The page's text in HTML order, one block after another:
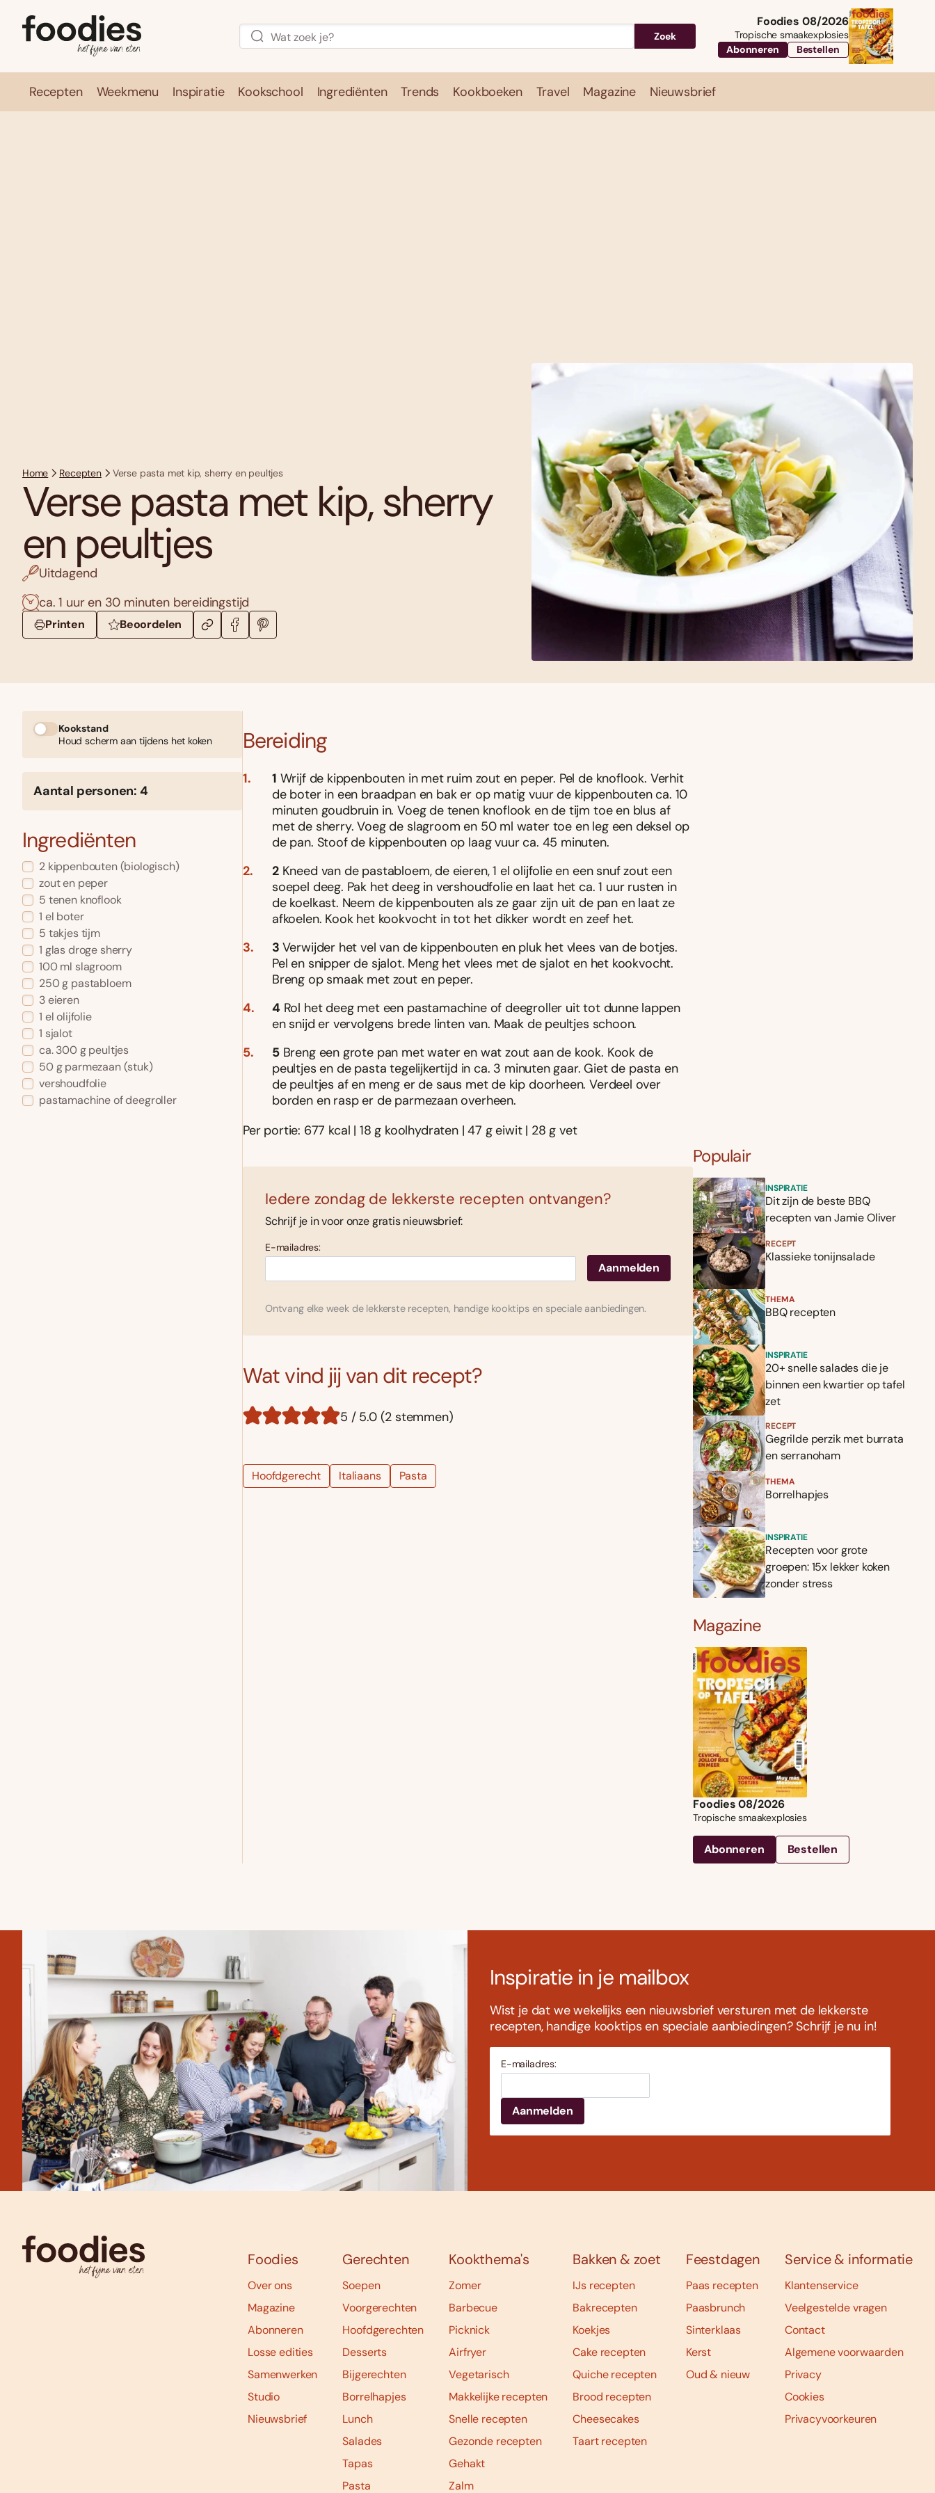
Zoek
Foodies 08/2026
Tropische smaakexplosies
Abonneren
Bestellen
Recepten Weekmenu Inspiratie Kookschool Ingrediënten Trends Kookboeken Travel Magazine Nieuwsbrief
Home Recepten Verse pasta met kip, sherry en peultjes
Verse pasta met kip, sherry
en peultjes
Uitdagend
ca. 1 uur en 30 minuten bereidingstijd
Printen Beoordelen
Kookstand
Houd scherm aan tijdens het koken
Aantal personen: 4
Ingrediënten
2 kippenbouten (biologisch)
zout en peper
5 tenen knoflook
1 el boter
5 takjes tijm
1 glas droge sherry
100 ml slagroom
250 g pastabloem
3 eieren
1 el olijfolie
1 sjalot
ca. 300 g peultjes
50 g parmezaan (stuk)
vershoudfolie
pastamachine of deegroller
Bereiding
1 Wrijf de kippenbouten in met ruim zout en peper. Pel de knoflook. Verhit
de boter in een braadpan en bak er op matig vuur de kippenbouten ca. 10
minuten goudbruin in. Voeg de tenen knoflook en de tijm toe en blus af
met de sherry. Voeg de slagroom en 50 ml water toe en leg een deksel op
de pan. Stoof de kippenbouten op laag vuur ca. 45 minuten.
2Kneed van de pastabloem, de eieren, 1 el olijfolie en een snuf zout een
soepel deeg. Pak het deeg in vershoudfolie en laat het ca. 1 uur rusten in
de koelkast. Neem de kippenbouten als ze gaar zijn uit de pan en laat ze
afkoelen. Kook het kookvocht in tot het dikker wordt en zeef het.
3 Verwijder het vel van de kippenbouten en pluk het vlees van de botjes.
Pel en snipper de sjalot. Meng het vlees met de sjalot en het kookvocht.
Breng op smaak met zout en peper.
4 Rol het deeg met een pastamachine of deegroller uit tot dunne lappen
en snijd er vervolgens brede linten van. Maak de peultjes schoon.
5Breng een grote pan met water en wat zout aan de kook. Kook de
peultjes en de pasta tegelijkertijd in ca. 3 minuten gaar. Giet de pasta en
de peultjes af en meng er de saus met de kip doorheen. Verdeel over
borden en rasp er de parmezaan overheen.
Per portie: 677 kcal | 18 g koolhydraten | 47 g eiwit | 28 g vet
Iedere zondag de lekkerste recepten ontvangen?
Schrijf je in voor onze gratis nieuwsbrief:
E-mailadres:
Ontvang elke week de lekkerste recepten, handige kooktips en speciale aanbiedingen.
Wat vind jij van dit recept?
5 / 5.0 (2 stemmen)
Hoofdgerecht Italiaans Pasta
Populair
INSPIRATIE
Dit zijn de beste BBQ
recepten van Jamie Oliver
RECEPT
Klassieke tonijnsalade
THEMA
BBQ recepten
INSPIRATIE
20+ snelle salades die je
binnen een kwartier op tafel
zet
RECEPT
Gegrilde perzik met burrata
en serranoham
THEMA
Borrelhapjes
INSPIRATIE
Recepten voor grote
groepen: 15x lekker koken
zonder stress
Magazine
Foodies 08/2026
Tropische smaakexplosies
Abonneren Bestellen
Inspiratie in je mailbox
Wist je dat we wekelijks een nieuwsbrief versturen met de lekkerste
recepten, handige kooktips en speciale aanbiedingen? Schrijf je nu in!
E-mailadres:
Foodies
Over ons
Magazine
Abonneren
Losse edities
Samenwerken
Studio
Nieuwsbrief
Gerechten
Soepen
Voorgerechten
Hoofdgerechten
Desserts
Bijgerechten
Borrelhapjes
Lunch
Salades
Tapas
Pasta
Kookthema's
Zomer
Barbecue
Picknick
Airfryer
Vegetarisch
Makkelijke recepten
Snelle recepten
Gezonde recepten
Gehakt
Zalm
Bakken & zoet
IJs recepten
Bakrecepten
Koekjes
Cake recepten
Quiche recepten
Brood recepten
Cheesecakes
Taart recepten
Feestdagen
Paas recepten
Paasbrunch
Sinterklaas
Kerst
Oud & nieuw
Service & informatie
Klantenservice
Veelgestelde vragen
Contact
Algemene voorwaarden
Privacy
Cookies
Privacyvoorkeuren